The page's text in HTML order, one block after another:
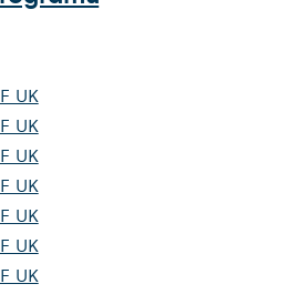
UK
UK
UK
UK
UK
UK
UK